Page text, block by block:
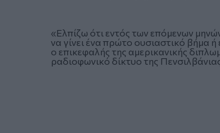
«Ελπίζω ότι εντός των επόμενων
να γίνει ένα πρώτο ουσιαστικό βήμα
ο επικεφαλής της αμερικανικής
ραδιοφωνικό δίκτυο της